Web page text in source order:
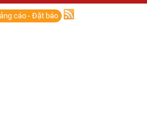
cáo - Đặt báo